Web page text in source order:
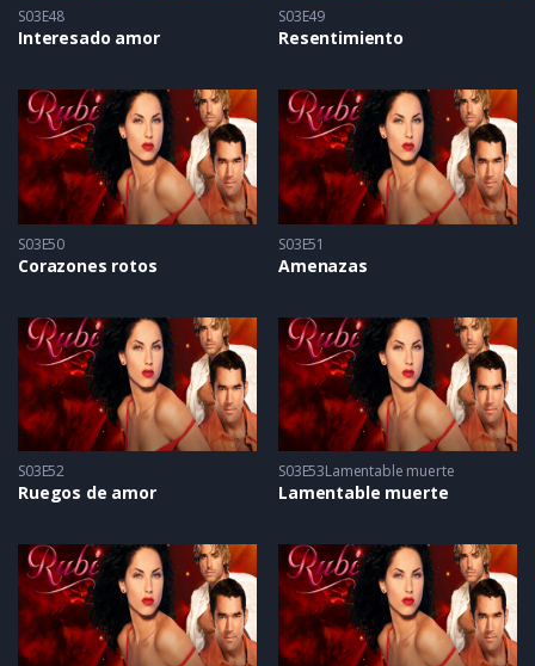
S03E48
Interesado amor
S03E49
Resentimiento
S03E50
Corazones rotos
S03E51
Amenazas
S03E52
Ruegos de amor
S03E53Lamentable muerte
Lamentable muerte